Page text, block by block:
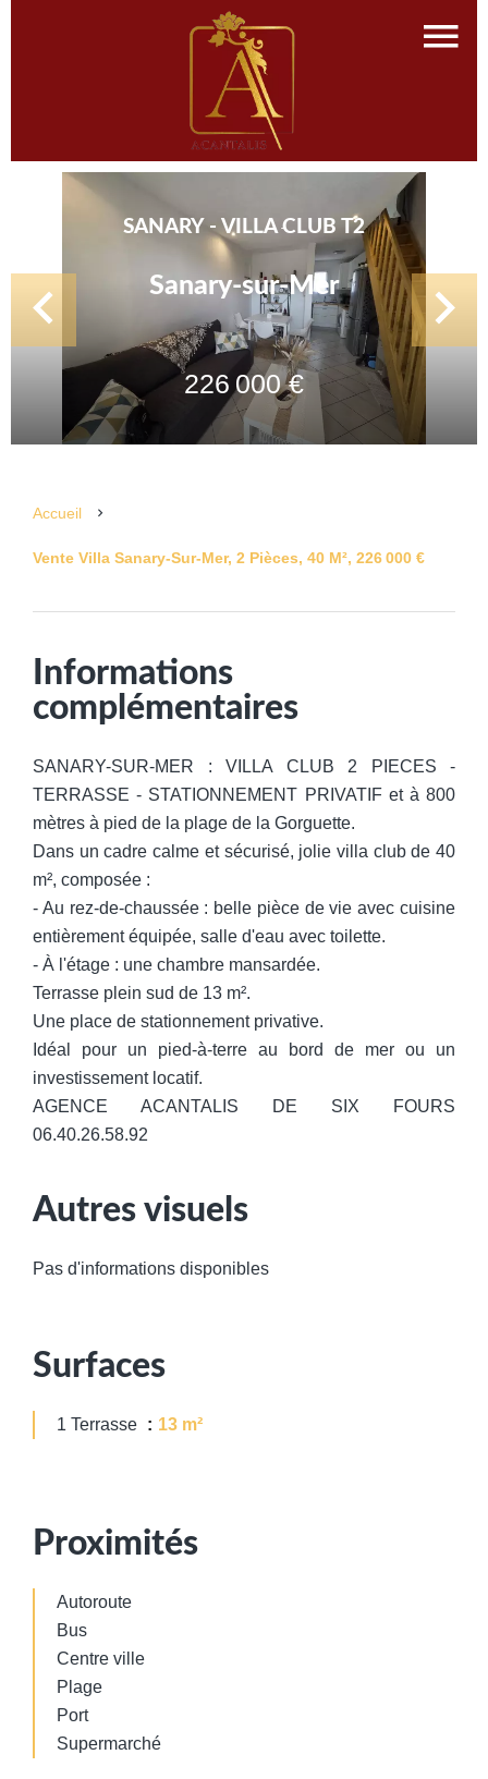
SANARY - VILLA CLUB T2
Sanary-sur-Mer
226 000 €
Accueil
Vente Villa Sanary-Sur-Mer, 2 Pièces, 40 M², 226 000 €
Informations
complémentaires
SANARY-SUR-MER : VILLA CLUB 2 PIECES -
TERRASSE - STATIONNEMENT PRIVATIF et à 800
mètres à pied de la plage de la Gorguette.
Dans un cadre calme et sécurisé, jolie villa club de 40
m², composée :
- Au rez-de-chaussée : belle pièce de vie avec cuisine
entièrement équipée, salle d'eau avec toilette.
- À l'étage : une chambre mansardée.
Terrasse plein sud de 13 m².
Une place de stationnement privative.
Idéal pour un pied-à-terre au bord de mer ou un
investissement locatif.
AGENCE ACANTALIS DE SIX FOURS
06.40.26.58.92
Autres visuels
Pas d'informations disponibles
Surfaces
1 Terrasse 13 m²
Proximités
Autoroute
Bus
Centre ville
Plage
Port
Supermarché